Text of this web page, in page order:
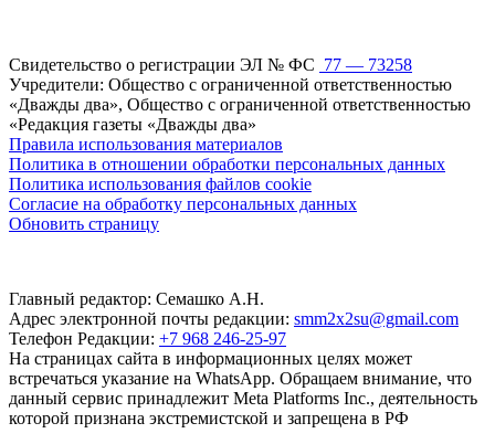
Свидетельство о регистрации ЭЛ № ФС 77 — 73258
Учредители: Общество с ограниченной ответственностью
«Дважды два», Общество с ограниченной ответственностью
«Редакция газеты «Дважды два»
Правила использования материалов
Политика в отношении обработки персональных данных
Политика использования файлов cookie
Согласие на обработку персональных данных
Обновить страницу
Главный редактор: Семашко А.Н.
Адрес электронной почты редакции: smm2x2su@gmail.com
Телефон Редакции: +7 968 246-25-97
На страницах сайта в информационных целях может
встречаться указание на WhatsApp. Обращаем внимание, что
данный сервис принадлежит Meta Platforms Inc., деятельность
которой признана экстремистской и запрещена в РФ